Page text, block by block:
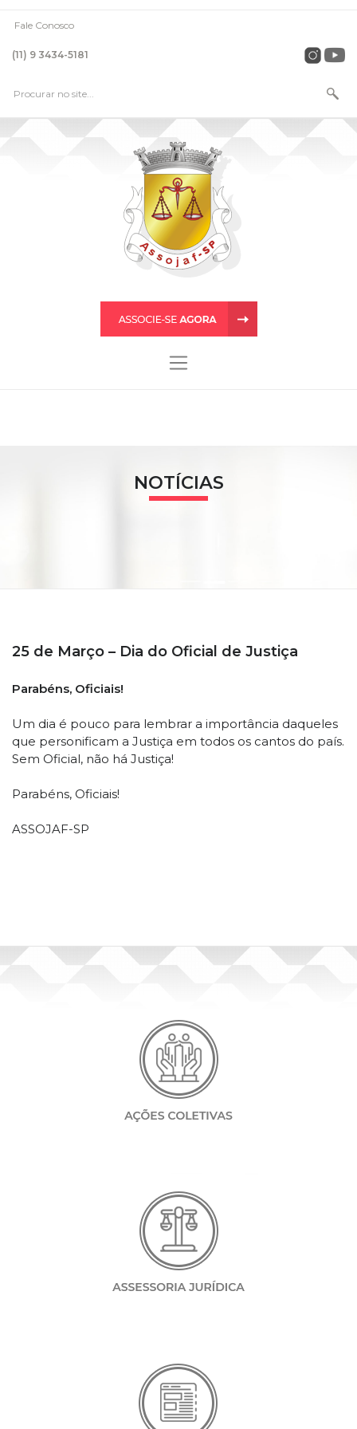
Fale Conosco
(11) 9 3434-5181
NOTÍCIAS
25 de Março – Dia do Oficial de Justiça
Parabéns, Oficiais!
Um dia é pouco para lembrar a importância daqueles
que personificam a Justiça em todos os cantos do país.
Sem Oficial, não há Justiça!
Parabéns, Oficiais!
ASSOJAF-SP